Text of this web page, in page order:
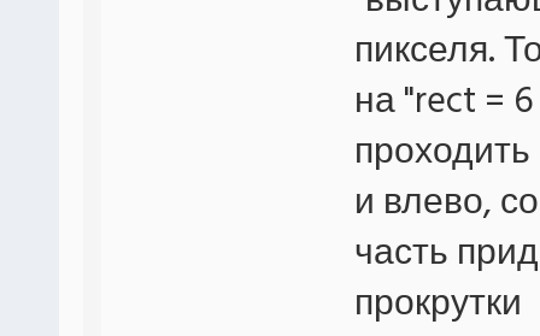
пикселя.
на "rect =
и влево,
часть
прокрутки